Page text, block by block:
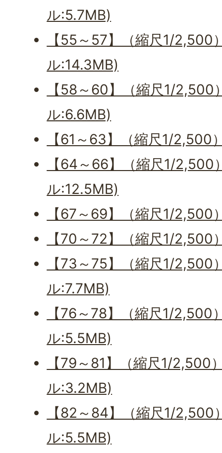
ル:5.7MB)
【55～57】（縮尺1/2,500
ル:14.3MB)
【58～60】（縮尺1/2,500
ル:6.6MB)
【61～63】（縮尺1/
【64～66】（縮尺1/2,500
ル:12.5MB)
【67～69】（縮尺1/
【70～72】（縮尺1/
【73～75】（縮尺1/2,500
ル:7.7MB)
【76～78】（縮尺1/2,500
ル:5.5MB)
【79～81】（縮尺1/2,500
ル:3.2MB)
【82～84】（縮尺1/2,500
ル:5.5MB)